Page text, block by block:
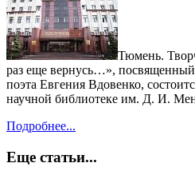
Тюмень.
раз еще вернусь…»,
поэта Евгения Вдовенко,
научной библиотеке им. Д. И.
Подробнее...
Еще статьи...